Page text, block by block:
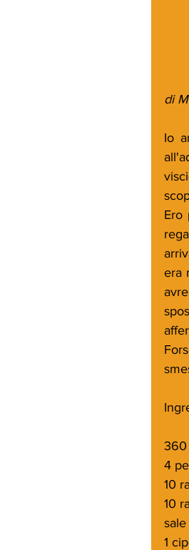
di
Io
Ero
era
360
4
10
10
sale
1